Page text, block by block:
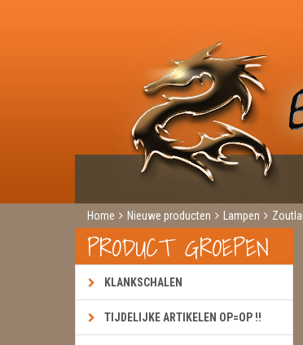
Home Nieuwe producten Lampen
PRODUCT GROEPEN
KLANKSCHALEN
TIJDELIJKE ARTIKELEN OP=OP !!